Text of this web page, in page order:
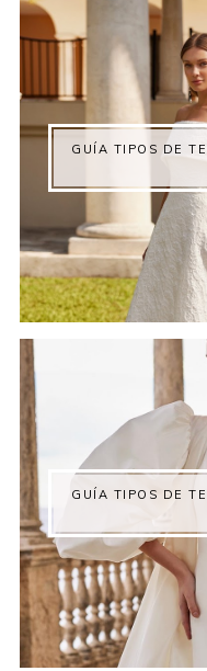
GUÍA TIPOS DE
GUÍA TIPOS DE